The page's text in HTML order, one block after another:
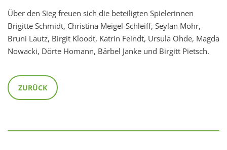
Über den Sieg freuen sich die beteiligten Spielerinnen
Brigitte Schmidt, Christina Meigel-Schleiff, Seylan Mohr,
Bruni Lautz, Birgit Kloodt, Katrin Feindt, Ursula Ohde, Magda
Nowacki, Dörte Homann, Bärbel Janke und Birgitt Pietsch.
ZURÜCK